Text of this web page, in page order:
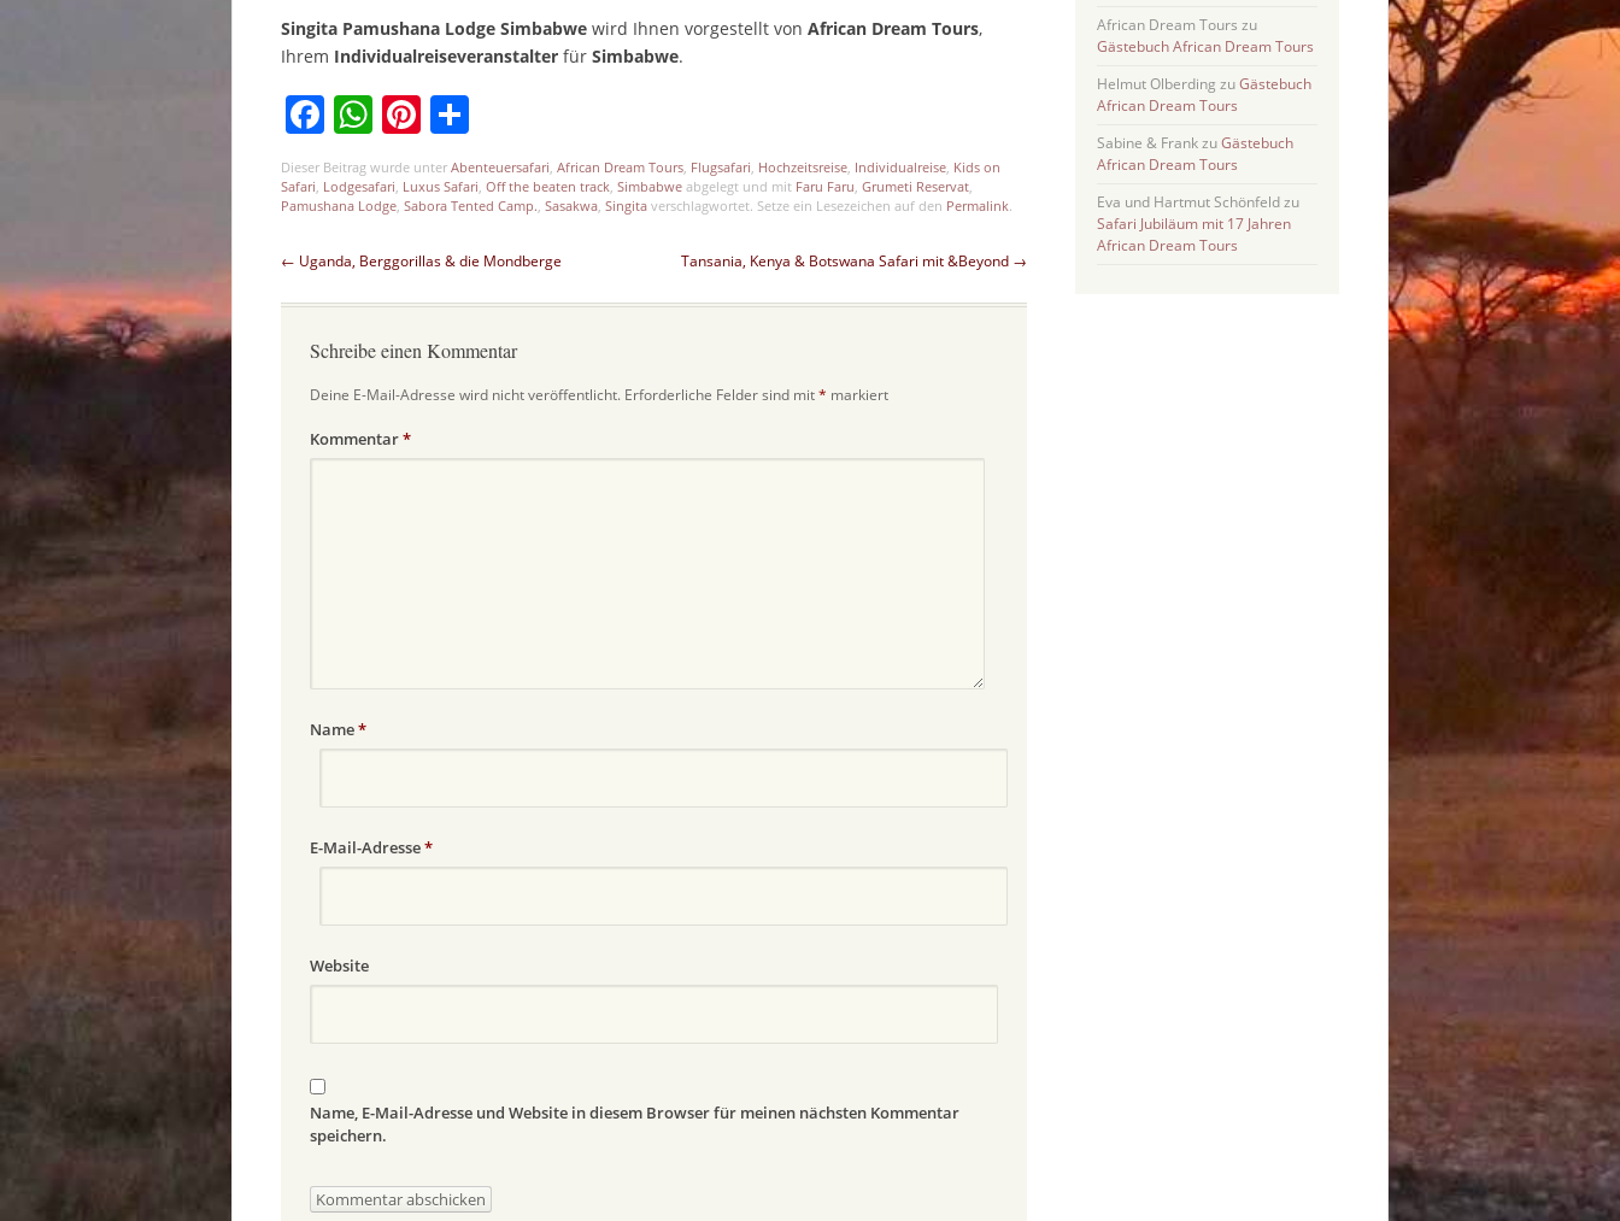
Singita Pamushana Lodge Simbabwe wird Ihnen vorgestellt von African Dream Tours,
Ihrem Individualreiseveranstalter für Simbabwe.
Facebook
WhatsApp
Pinterest
Dieser Beitrag wurde unter Abenteuersafari, African Dream Tours, Flugsafari, Hochzeitsreise, Individualreise, Kids on
Safari, Lodgesafari, Luxus Safari, Off the beaten track, Simbabwe abgelegt und mit Faru Faru, Grumeti Reservat,
Pamushana Lodge, Sabora Tented Camp., Sasakwa, Singita verschlagwortet. Setze ein Lesezeichen auf den Permalink.
Beitragsnavigation
← Uganda, Berggorillas & die Mondberge Tansania, Kenya & Botswana Safari mit &Beyond →
Schreibe einen Kommentar
Deine E-Mail-Adresse wird nicht veröffentlicht. Erforderliche Felder sind mit* markiert
Kommentar*
Name*
E-Mail-Adresse*
Website
Name, E-Mail-Adresse und Website in diesem Browser für meinen nächsten Kommentar
speichern.
African Dream Tours zu
Gästebuch African Dream Tours
Helmut Olberding zuGästebuch
African Dream Tours
Sabine & FrankzuGästebuch
African Dream Tours
Eva und Hartmut Schönfeldzu
Safari Jubiläum mit 17 Jahren
African Dream Tours